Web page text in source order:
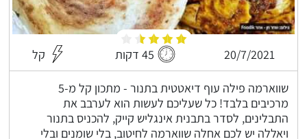
20/7/2021 45 דקות קל
שווארמה פילה עוף דיאטטית בתנור - מתכון קל מ-5
מרכיבים בלבד! כל שעליכם לעשות הוא לערבב את
התבלינים, לסדר בתבנית אינגליש קייק, להכניס בתנור
ויאללה יש לכם אחלה שווארמה לחיטוב, בלי שומנים ובלי